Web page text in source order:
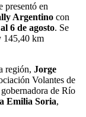
presentó en
Argentino con
6 de agosto. Se
145,40 km
región, Jorge
Volantes de
de Río
Emilia Soria,